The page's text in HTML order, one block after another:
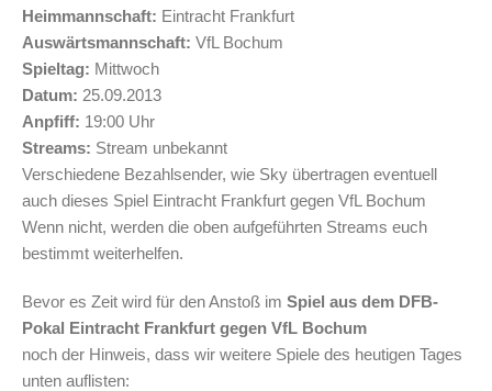
Heimmannschaft: Eintracht Frankfurt
Auswärtsmannschaft: VfL Bochum
Spieltag: Mittwoch
Datum: 25.09.2013
Anpfiff: 19:00 Uhr
Streams: Stream unbekannt
Verschiedene Bezahlsender, wie Sky übertragen eventuell
auch dieses Spiel Eintracht Frankfurt gegen VfL Bochum
Wenn nicht, werden die oben aufgeführten Streams euch
bestimmt weiterhelfen.
Bevor es Zeit wird für den Anstoß im Spiel aus dem DFB-
Pokal Eintracht Frankfurt gegen VfL Bochum
noch der Hinweis, dass wir weitere Spiele des heutigen Tages
unten auflisten: